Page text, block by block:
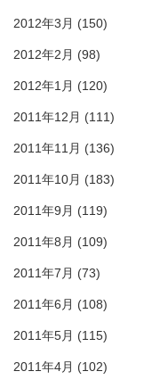
2012年3月 (150)
2012年2月 (98)
2012年1月 (120)
2011年12月 (111)
2011年11月 (136)
2011年10月 (183)
2011年9月 (119)
2011年8月 (109)
2011年7月 (73)
2011年6月 (108)
2011年5月 (115)
2011年4月 (102)